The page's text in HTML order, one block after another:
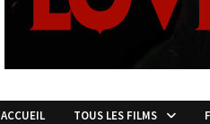
ACCUEIL TOUS LES FILMS